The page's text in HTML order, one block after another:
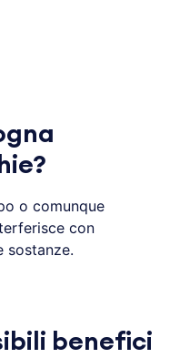
o comunque
con
sostanze.
benefici